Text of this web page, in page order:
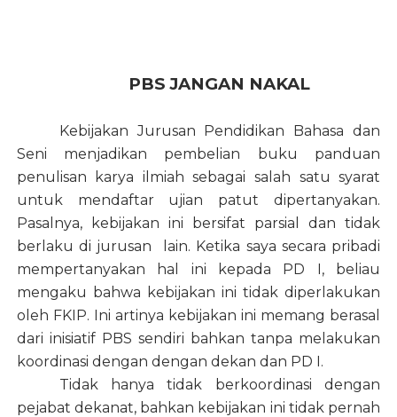
PBS JANGAN NAKAL
Kebijakan Jurusan Pendidikan Bahasa dan
Seni menjadikan pembelian buku panduan
penulisan karya ilmiah sebagai salah satu syarat
untuk mendaftar ujian patut dipertanyakan.
Pasalnya, kebijakan ini bersifat parsial dan tidak
berlaku di jurusan lain. Ketika saya secara pribadi
mempertanyakan hal ini kepada PD I, beliau
mengaku bahwa kebijakan ini tidak diperlakukan
oleh FKIP. Ini artinya kebijakan ini memang berasal
dari inisiatif PBS sendiri bahkan tanpa melakukan
koordinasi dengan dengan dekan dan PD I.
Tidak hanya tidak berkoordinasi dengan
pejabat dekanat, bahkan kebijakan ini tidak pernah